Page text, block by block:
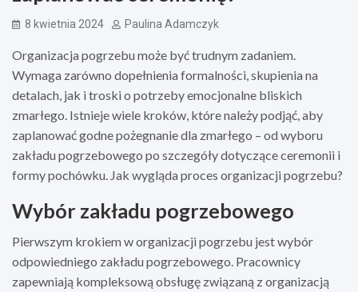
8 kwietnia 2024 Paulina Adamczyk
Organizacja pogrzebu może być trudnym zadaniem.
Wymaga zarówno dopełnienia formalności, skupienia na
detalach, jak i troski o potrzeby emocjonalne bliskich
zmarłego. Istnieje wiele kroków, które należy podjąć, aby
zaplanować godne pożegnanie dla zmarłego – od wyboru
zakładu pogrzebowego po szczegóły dotyczące ceremonii i
formy pochówku. Jak wygląda proces organizacji pogrzebu?
Wybór zakładu pogrzebowego
Pierwszym krokiem w organizacji pogrzebu jest wybór
odpowiedniego zakładu pogrzebowego. Pracownicy
zapewniają kompleksową obsługę związaną z organizacją